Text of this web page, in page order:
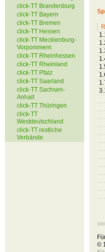
click-TT Brandenburg
click-TT Bayern
click-TT Bremen
click-TT Hessen
click-TT Mecklenburg-
Vorpommern
click-TT Rheinhessen
click-TT Rheinland
click-TT Pfalz
click-TT Saarland
click-TT Sachsen-
Anhalt
click-TT Thüringen
click-TT
Westdeutschland
click-TT restliche
Verbände
©